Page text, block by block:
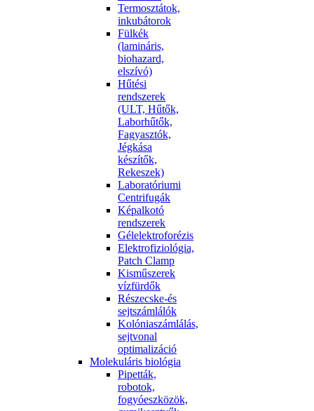
Termosztátok,
inkubátorok
Fülkék
(lamináris,
biohazard,
elszívó)
Hűtési
rendszerek
(ULT, Hűtők,
Laborhűtők,
Fagyasztók,
Jégkása
készítők,
Rekeszek)
Laboratóriumi
Centrifugák
Képalkotó
rendszerek
Gélelektroforézis
Elektrofiziológia,
Patch Clamp
Kisműszerek
vízfürdők
Részecske-és
sejtszámlálók
Kolóniaszámlálás,
sejtvonal
optimalizáció
Molekuláris biológia
Pipetták,
robotok,
fogyóeszközök,